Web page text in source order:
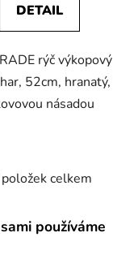
DETAIL
rýč výkopový
52cm, hranatý,
násadou
O
l
á
položek celkem
používáme